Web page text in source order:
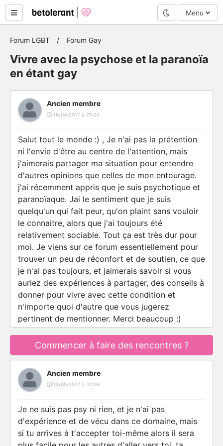
Mode nuit
Menu
Forum LGBT Forum Gay
Vivre avec la psychose et la paranoïa
en étant gay
Ancien membre
16/04/2017 à 21:23
Salut tout le monde :) , Je n'ai pas la prétention
ni l'envie d'être au centre de l'attention, mais
j'aimerais partager ma situation pour entendre
d'autres opinions que celles de mon entourage.
j'ai récemment appris que je suis psychotique et
paranoïaque. Jai le sentiment que je suis
quelqu'un qui fait peur, qu'on plaint sans vouloir
le connaitre, alors que j'ai toujours été
relativement sociable. Tout ça est très dur pour
moi. Je viens sur ce forum essentiellement pour
trouver un peu de réconfort et de soutien, ce que
je n'ai pas toujours, et jaimerais savoir si vous
auriez des expériences à partager, des conseils à
donner pour vivre avec cette condition et
n'importe quoi d'autre que vous jugerez
pertinent de mentionner. Merci beaucoup :)
Commencer à faire des rencontres ?
Ancien membre
13/05/2017 à 02:03
Je ne suis pas psy ni rien, et je n'ai pas
d'expérience et de vécu dans ce domaine, mais
si tu arrives à t'accepter toi-même alors il sera